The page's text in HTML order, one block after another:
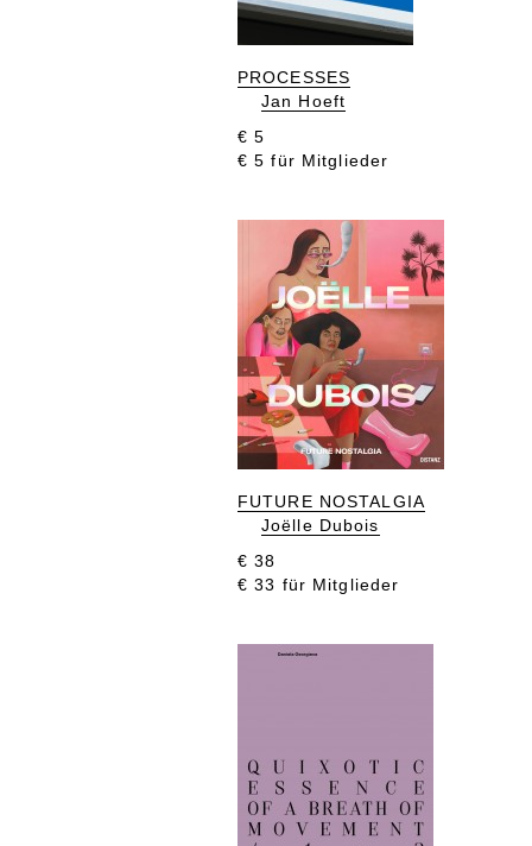
PROCESSES
Jan Hoeft
€ 5
€ 5 für Mitglieder
FUTURE NOSTALGIA
Joëlle Dubois
€ 38
€ 33 für Mitglieder